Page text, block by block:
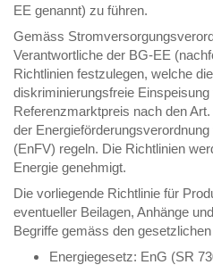
EE genannt) zu führen.
Gemäss
Verantwortliche der BG-EE
Richtlinien festzulegen, welche
diskriminierungsfreie
Referenzmarktpreis nach den
der
(EnFV) regeln. Die Richtlinien
Energie genehmigt.
Die vorliegende Richtlinie für
eventueller Beilagen, Anhänge
Begriffe gemäss den
Energiegesetz: EnG (SR